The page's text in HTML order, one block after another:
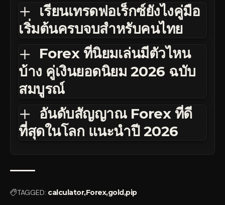
เรียนเทรดฟอเร็กซ์ยังไงคู่มือ
เริ่มต้นครบจบสำหรับคนไทย
Forex ที่นิยมเล่นมีตัวไหน
บ้าง คู่เงินยอดนิยม 2026 ฉบับ
สมบูรณ์
อันดับสัญญาณ Forex ที่ดี
ที่สุดในโลก แนะนำปี 2026
TAGGED: calculatorForexgoldpip